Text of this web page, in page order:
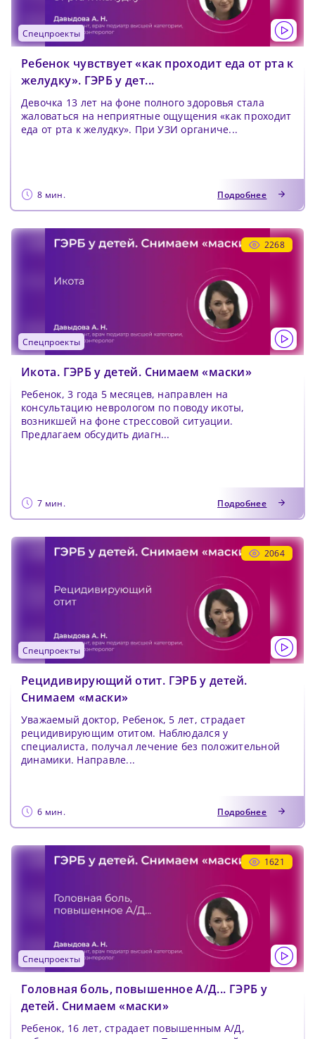
спецпроекты
Ребенок чувствует «как проходит еда от рта к
желудку». ГЭРБ у дет...
Девочка 13 лет на фоне полного здоровья стала
жаловаться на неприятные ощущения «как проходит
еда от рта к желудку». При УЗИ органиче...
8 мин. Подробнее
2268
спецпроекты
Икота. ГЭРБ у детей. Снимаем «маски»
Ребенок, 3 года 5 месяцев, направлен на
консультацию неврологом по поводу икоты,
возникшей на фоне стрессовой ситуации.
Предлагаем обсудить диагн...
7 мин. Подробнее
2064
спецпроекты
Рецидивирующий отит. ГЭРБ у детей.
Снимаем «маски»
Уважаемый доктор, Ребенок, 5 лет, страдает
рецидивирующим отитом. Наблюдался у
специалиста, получал лечение без положительной
динамики. Направле...
6 мин. Подробнее
1621
спецпроекты
Головная боль, повышенное А/Д... ГЭРБ у
детей. Снимаем «маски»
Ребенок, 16 лет, страдает повышенным А/Д,